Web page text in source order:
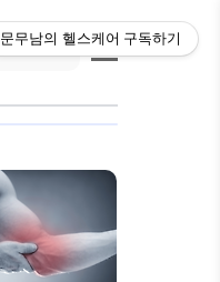
문무남의 헬스케어 구독하기